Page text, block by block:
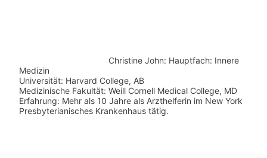
Christine John: Hauptfach: Innere
Medizin
Universität: Harvard College, AB
Medizinische Fakultät: Weill Cornell Medical College, MD
Erfahrung: Mehr als 10 Jahre als Arzthelferin im New York
Presbyterianisches Krankenhaus tätig.